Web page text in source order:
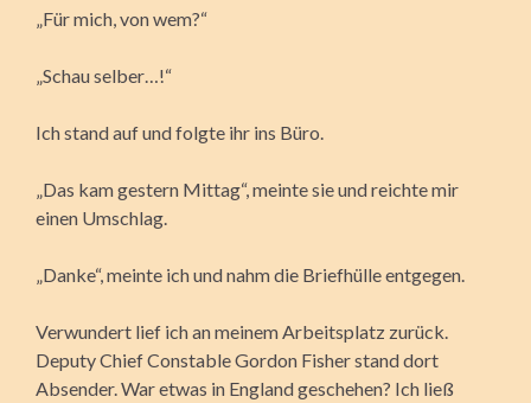
„Für mich, von wem?“
„Schau selber…!“
Ich stand auf und folgte ihr ins Büro.
„Das kam gestern Mittag“, meinte sie und reichte mir
einen Umschlag.
„Danke“, meinte ich und nahm die Briefhülle entgegen.
Verwundert lief ich an meinem Arbeitsplatz zurück.
Deputy Chief Constable Gordon Fisher stand dort
Absender. War etwas in England geschehen? Ich ließ